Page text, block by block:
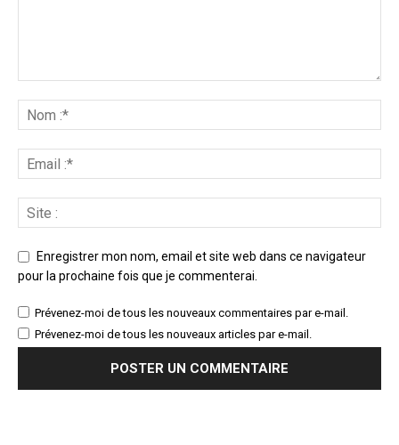
Enregistrer mon nom, email et site web dans ce navigateur
pour la prochaine fois que je commenterai.
Prévenez-moi de tous les nouveaux commentaires par e-mail.
Prévenez-moi de tous les nouveaux articles par e-mail.